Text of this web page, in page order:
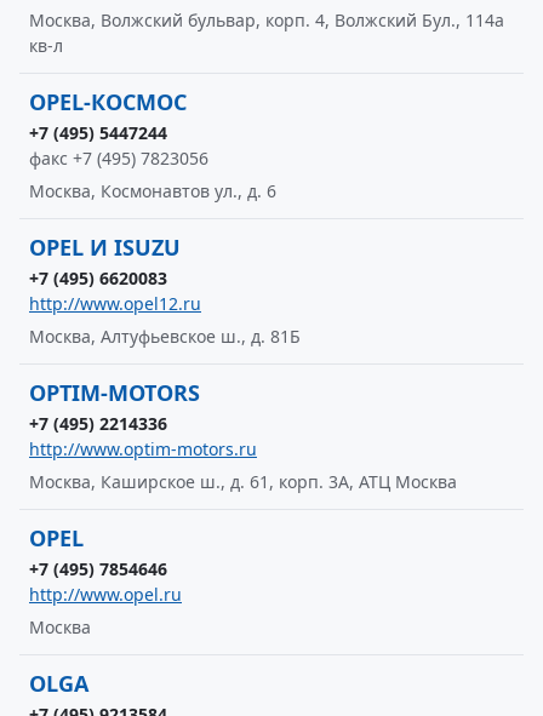
Москва, Волжский бульвар, корп. 4, Волжский Бул., 114а
кв-л
OPEL-КОСМОС
+7 (495) 5447244
факс +7 (495) 7823056
Москва, Космонавтов ул., д. 6
OPEL И ISUZU
+7 (495) 6620083
http://www.opel12.ru
Москва, Алтуфьевское ш., д. 81Б
OPTIM-MOTORS
+7 (495) 2214336
http://www.optim-motors.ru
Москва, Каширское ш., д. 61, корп. 3А, АТЦ Москва
OPEL
+7 (495) 7854646
http://www.opel.ru
Москва
OLGA